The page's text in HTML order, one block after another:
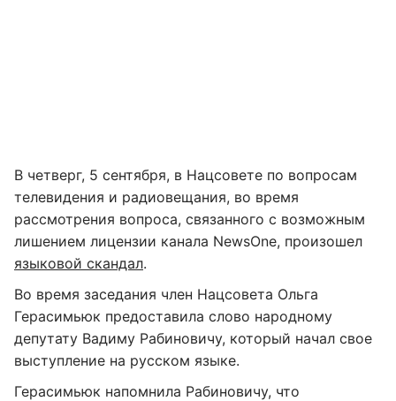
В четверг, 5 сентября, в Нацсовете по вопросам
телевидения и радиовещания, во время
рассмотрения вопроса, связанного с возможным
лишением лицензии канала NewsOne, произошел
языковой скандал.
Во время заседания член Нацсовета Ольга
Герасимьюк предоставила слово народному
депутату Вадиму Рабиновичу, который начал свое
выступление на русском языке.
Герасимьюк напомнила Рабиновичу, что